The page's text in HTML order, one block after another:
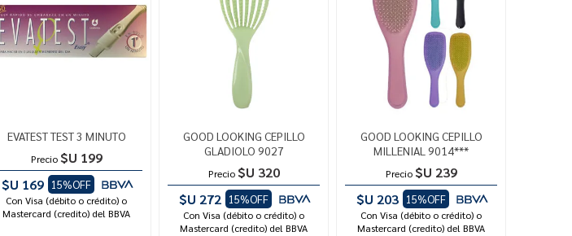
EVATEST TEST 3 MINUTO
Precio $U 199
$U 169
15%OFF
Con Visa (débito o crédito) o
Mastercard (credito) del BBVA
GOOD LOOKING CEPILLO
GLADIOLO 9027
Precio $U 320
$U 272
15%OFF
Con Visa (débito o crédito) o
Mastercard (credito) del BBVA
GOOD LOOKING CEPILLO
MILLENIAL 9014***
Precio $U 239
$U 203
15%OFF
Con Visa (débito o crédito) o
Mastercard (credito) del BBVA